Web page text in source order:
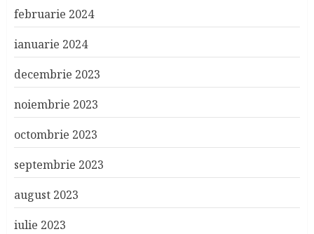
februarie 2024
ianuarie 2024
decembrie 2023
noiembrie 2023
octombrie 2023
septembrie 2023
august 2023
iulie 2023